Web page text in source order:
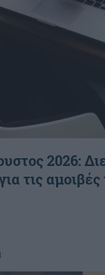
2026:
τις